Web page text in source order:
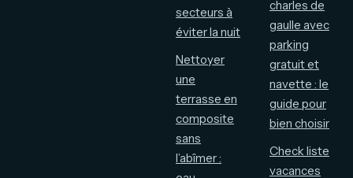
secteurs à
éviter la nuit
Nettoyer
une
terrasse en
composite
sans
l’abîmer :
charles de
gaulle avec
parking
gratuit et
navette : le
guide pour
bien choisir
Check liste
vacances